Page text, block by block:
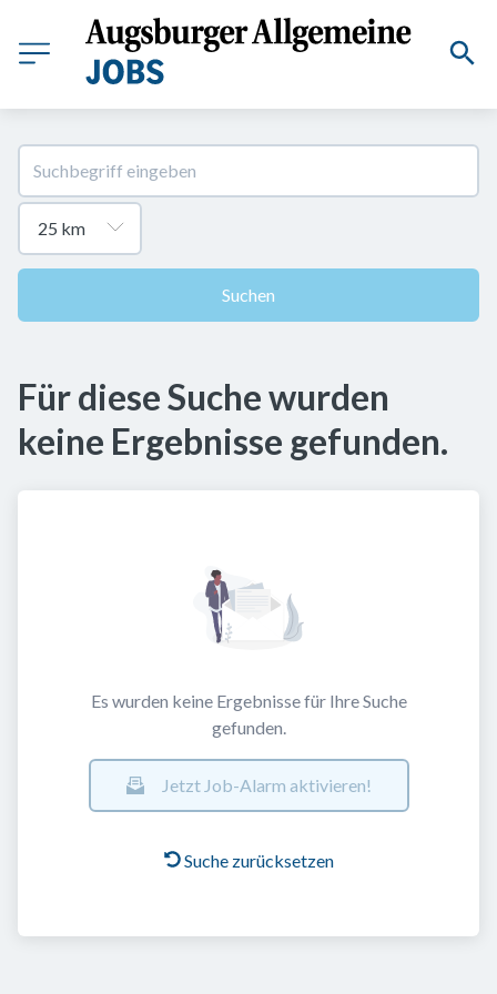
Suchen
Für diese Suche wurden
keine Ergebnisse gefunden.
Es wurden keine Ergebnisse für Ihre Suche
gefunden.
Jetzt Job-Alarm aktivieren!
Suche zurücksetzen